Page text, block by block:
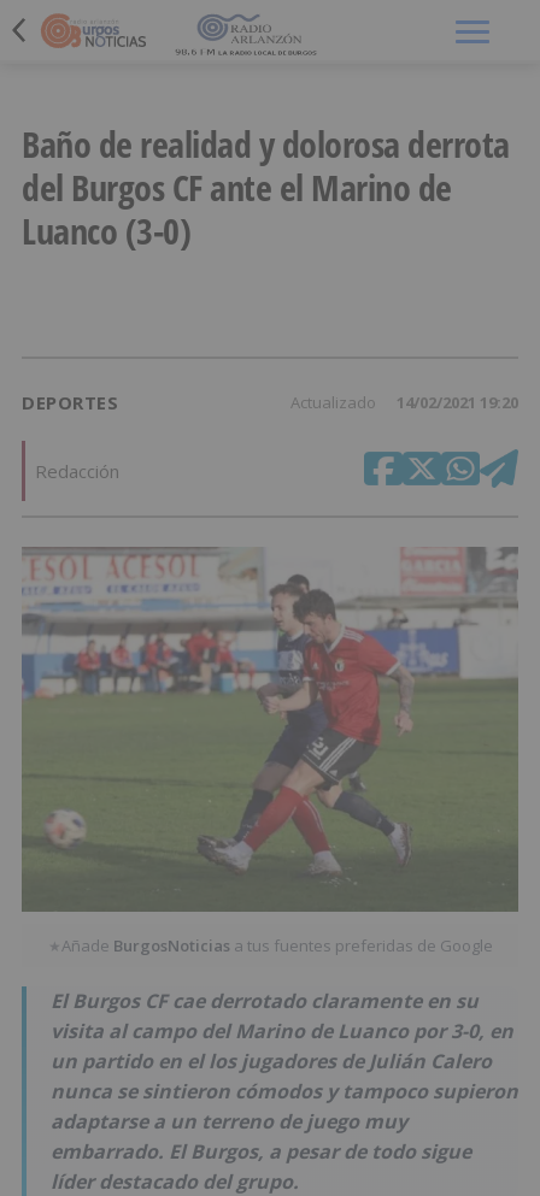
Baño de realidad y dolorosa derrota
del Burgos CF ante el Marino de
Luanco (3-0)
DEPORTES Actualizado 14/02/2021 19:20
Redacción
★Añade BurgosNoticias a tus fuentes preferidas de Google
El Burgos CF cae derrotado claramente en su
visita al campo del Marino de Luanco por 3-0, en
un partido en el los jugadores de Julián Calero
nunca se sintieron cómodos y tampoco supieron
adaptarse a un terreno de juego muy
embarrado. El Burgos, a pesar de todo sigue
líder destacado del grupo.